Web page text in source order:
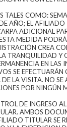
TALES COMO:
AÑO; EL
ADICIONAL
MEDIDA PODRÁ
CREA
TRANQUILIDAD Y
EN LAS
SE
LA VISITA. NO SE
POR NINGÚN
DE INGRESO
AMBOS
TITULAR SE